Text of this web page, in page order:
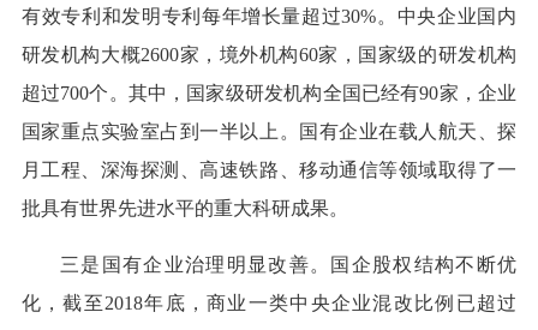
有效专利和发明专利每年增长量超过30%。中央企业国内
研发机构大概2600家，境外机构60家，国家级的研发机构
超过700个。其中，国家级研发机构全国已经有90家，企业
国家重点实验室占到一半以上。国有企业在载人航天、探
月工程、深海探测、高速铁路、移动通信等领域取得了一
批具有世界先进水平的重大科研成果。
三是国有企业治理明显改善。国企股权结构不断优
化，截至2018年底，商业一类中央企业混改比例已超过